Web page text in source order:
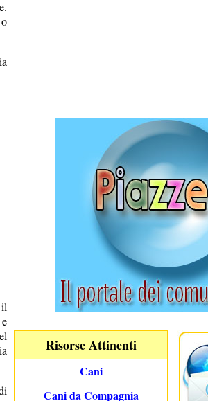
Risorse Attinenti
Cani
Cani da Compagnia